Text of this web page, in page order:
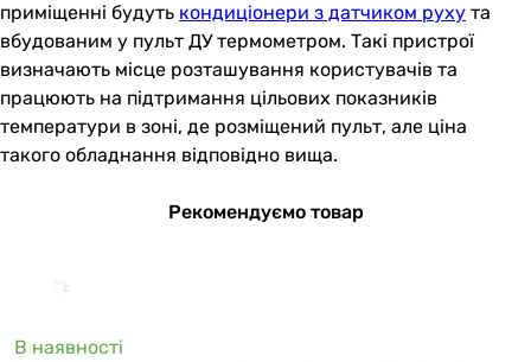
приміщенні будуть кондиціонери з датчиком руху та
вбудованим у пульт ДУ термометром. Такі пристрої
визначають місце розташування користувачів та
працюють на підтримання цільових показників
температури в зоні, де розміщений пульт, але ціна
такого обладнання відповідно вища.
Рекомендуємо товар
В наявності